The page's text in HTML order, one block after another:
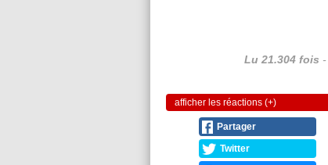
Lu 21.304 fois
afficher les réactions (+)
Partager
Twitter